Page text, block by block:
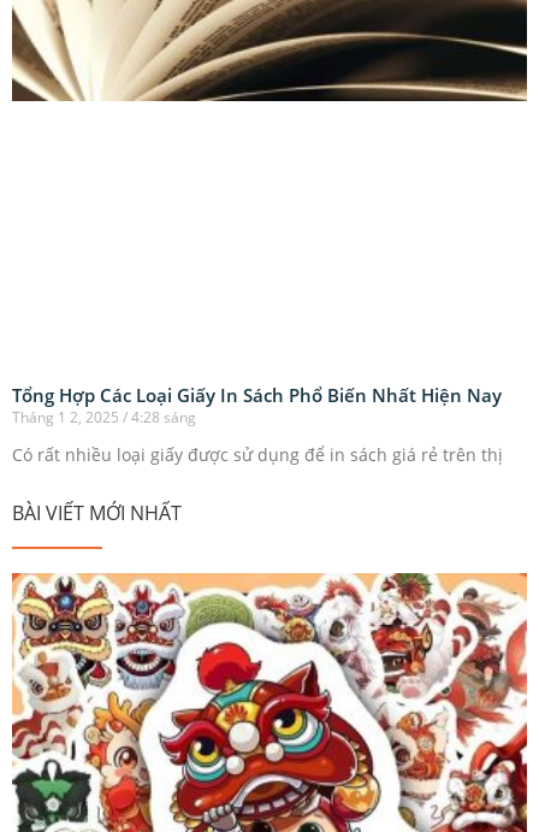
Tổng Hợp Các Loại Giấy In Sách Phổ Biến Nhất Hiện Nay
Tháng 1 2, 2025 4:28 sáng
Có rất nhiều loại giấy được sử dụng để in sách giá rẻ trên thị
BÀI VIẾT MỚI NHẤT